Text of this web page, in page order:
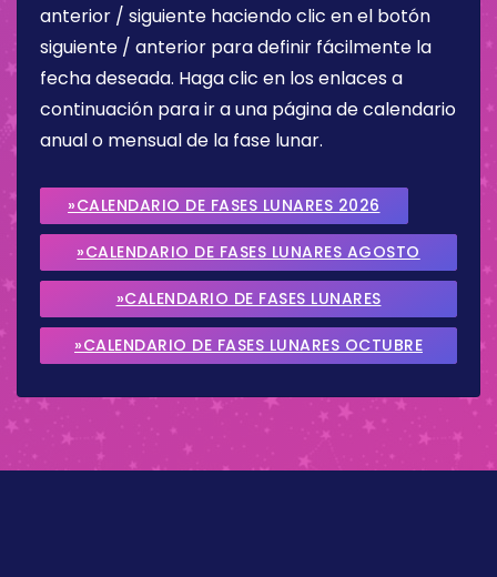
anterior / siguiente haciendo clic en el botón
siguiente / anterior para definir fácilmente la
fecha deseada. Haga clic en los enlaces a
continuación para ir a una página de calendario
anual o mensual de la fase lunar.
»CALENDARIO DE FASES LUNARES 2026
»CALENDARIO DE FASES LUNARES AGOSTO
2026
»CALENDARIO DE FASES LUNARES
SEPTIEMBRE 2026
»CALENDARIO DE FASES LUNARES OCTUBRE